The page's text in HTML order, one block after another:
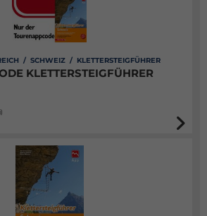
/ SCHWEIZ / KLETTERSTEIGFÜHRER
KLETTERSTEIGFÜHRER